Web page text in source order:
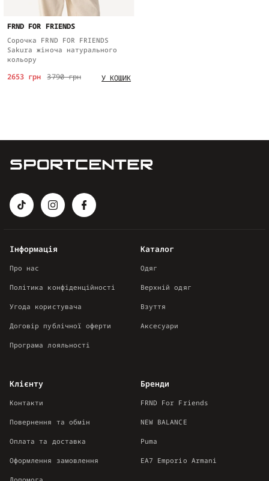
FRND FOR FRIENDS
Сорочка FRND FOR FRIENDS
Sakura жіноча натурального
кольору
3790 грн
2653 грн У КОШИК
Каталог
Одяг
Верхній одяг
Взуття
Аксесуари
Інформація
Про нас
Політика конфіденційності
Угода користувача
Договір публічної оферти
Програма лояльності
Клієнту
Контакти
Повернення та обмін
Оплата та доставка
Оформлення замовлення
Бренди
FRND For Friends
NEW BALANCE
Puma
EA7 Emporio Armani